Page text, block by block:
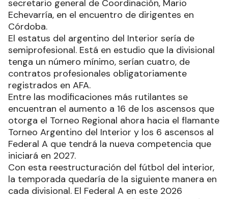
secretario general de Coordinación, Mario
Echevarría, en el encuentro de dirigentes en
Córdoba.
El estatus del argentino del Interior sería de
semiprofesional. Está en estudio que la divisional
tenga un número mínimo, serían cuatro, de
contratos profesionales obligatoriamente
registrados en AFA.
Entre las modificaciones más rutilantes se
encuentran el aumento a 16 de los ascensos que
otorga el Torneo Regional ahora hacia el flamante
Torneo Argentino del Interior y los 6 ascensos al
Federal A que tendrá la nueva competencia que
iniciará en 2027.
Con esta reestructuración del fútbol del interior,
la temporada quedaría de la siguiente manera en
cada divisional. El Federal A en este 2026